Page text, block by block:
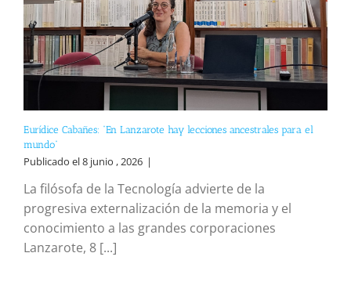
Eurídice Cabañes: “En Lanzarote hay lecciones ancestrales para el
mundo”
Publicado el 8 junio , 2026 |
La filósofa de la Tecnología advierte de la
progresiva externalización de la memoria y el
conocimiento a las grandes corporaciones
Lanzarote, 8 [...]